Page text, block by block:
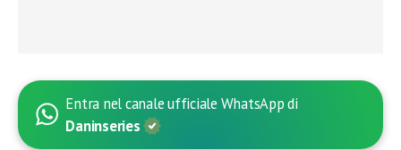
Entra nel canale ufficiale WhatsApp di
Daninseries